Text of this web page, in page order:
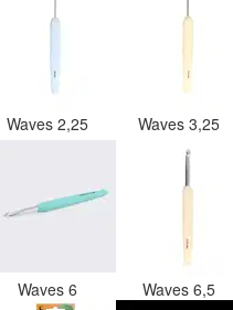
Waves 2,25 Waves 3,25
Waves 6 Waves 6,5